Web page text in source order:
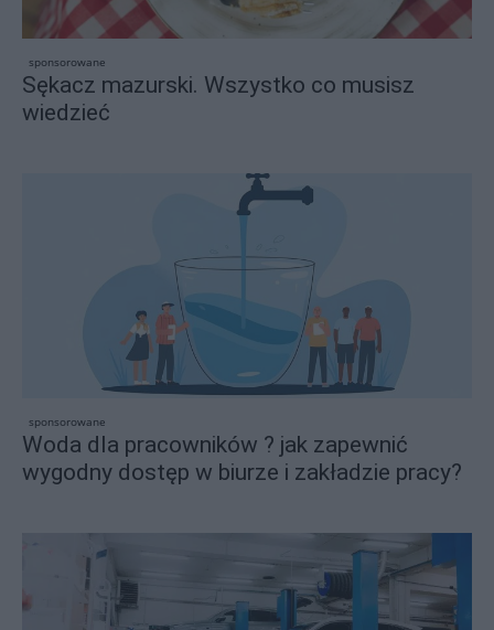
sponsorowane
Sękacz mazurski. Wszystko co musisz
wiedzieć
sponsorowane
Woda dla pracowników ? jak zapewnić
wygodny dostęp w biurze i zakładzie pracy?